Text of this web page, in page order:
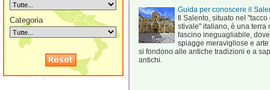
Guida per conoscere il
Il Salento, situato nel
stivale" italiano, è una terra
fascino ineguagliabile, dove
spiagge meravigliose e
si fondono alle antiche tradizioni e a
antichi.
Categoria